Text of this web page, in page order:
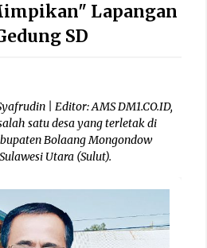
Lapangan
SD
| Editor: AMS DM1.CO.ID,
satu desa yang terletak di
Bolaang Mongondow
Utara (Sulut).